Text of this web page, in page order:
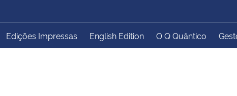
Ministério do
Controladoria-Geral da
Edições Impressas English Edition O Q Quântico